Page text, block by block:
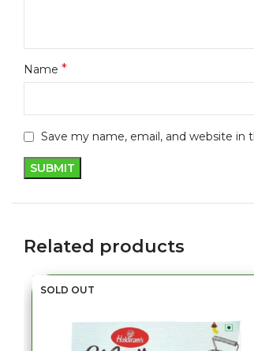
Name *
Save my name, email, and website
Related products
SOLD OUT